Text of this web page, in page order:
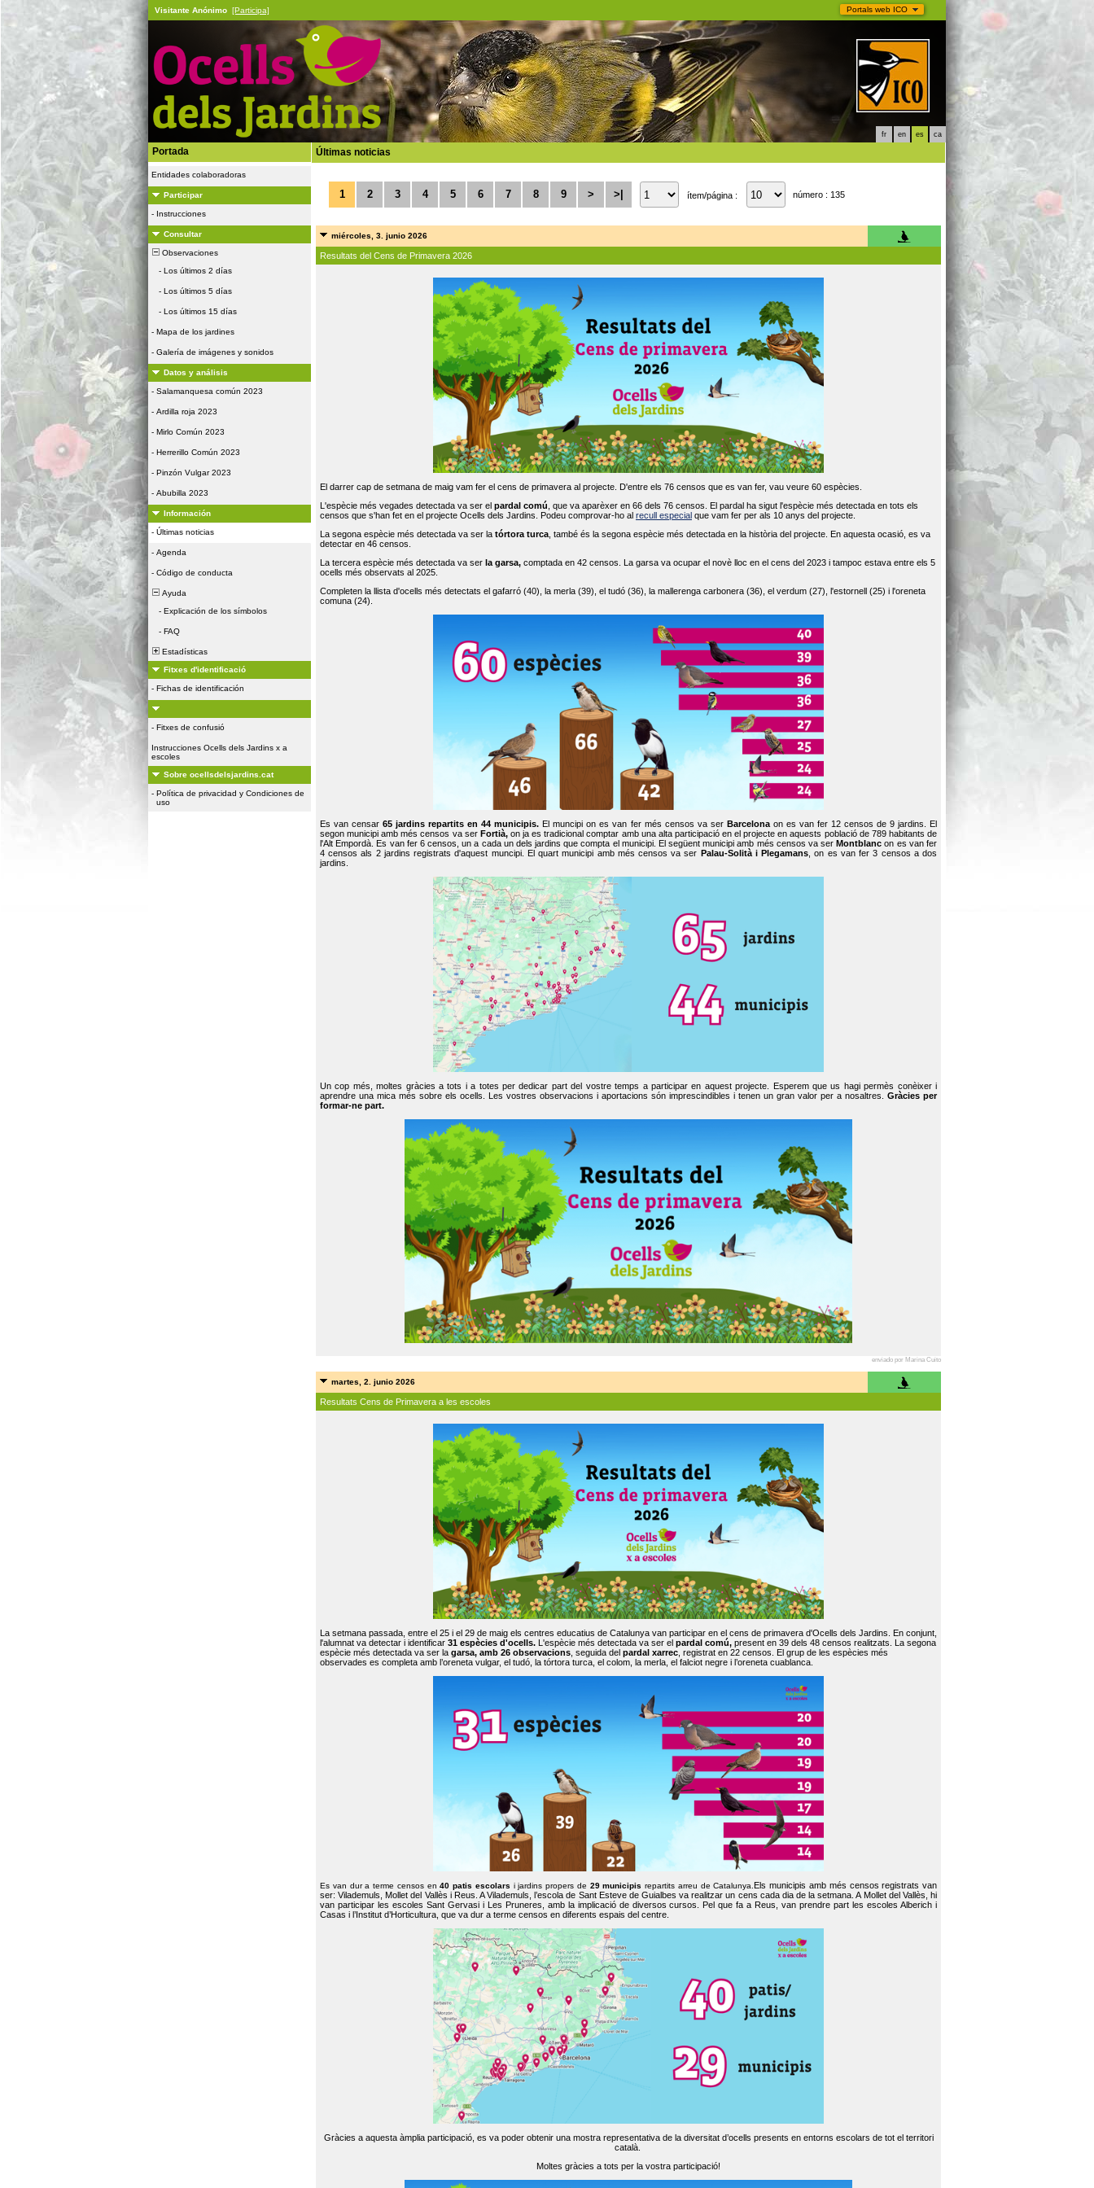
Portals web ICO
Visitante Anónimo [Participa]
fr en es ca
Portada
Entidades colaboradoras
Participar
- Instrucciones
Consultar
Observaciones
- Los últimos 2 días
- Los últimos 5 días
- Los últimos 15 días
- Mapa de los jardines
- Galería de imágenes y sonidos
Datos y análisis
- Salamanquesa común 2023
- Ardilla roja 2023
- Mirlo Común 2023
- Herrerillo Común 2023
- Pinzón Vulgar 2023
- Abubilla 2023
Información
- Últimas noticias
- Agenda
- Código de conducta
Ayuda
- Explicación de los símbolos
- FAQ
Estadísticas
Fitxes d'identificació
- Fichas de identificación
- Fitxes de confusió
Instrucciones Ocells dels Jardins x a
escoles
Sobre ocellsdelsjardins.cat
- Política de privacidad y Condiciones de
uso
Últimas noticias
1 2 3 4 5 6 7 8 9 > >| ítem/página : número : 135
miércoles, 3. junio 2026
Resultats del Cens de Primavera 2026
El darrer cap de setmana de maig vam fer el cens de primavera al projecte. D'entre els 76 censos que es van fer, vau veure 60 espècies.
L'espècie més vegades detectada va ser el pardal comú , que va aparèxer en 66 dels 76 censos. El pardal ha sigut l'espècie més detectada en tots els
censos que s'han fet en el projecte Ocells dels Jardins. Podeu comprovar-ho al recull especial que vam fer per als 10 anys del projecte.
La segona espècie més detectada va ser la tórtora turca , també és la segona espècie més detectada en la història del projecte. En aquesta ocasió, es va
detectar en 46 censos.
La tercera espècie més detectada va ser la garsa, comptada en 42 censos. La garsa va ocupar el novè lloc en el cens del 2023 i tampoc estava entre els 5
ocells més observats al 2025.
Completen la llista d'ocells més detectats el gafarró (40), la merla (39), el tudó (36), la mallerenga carbonera (36), el verdum (27), l'estornell (25) i l'oreneta
comuna (24).
Es van censar65 jardins repartits en 44 municipis. El muncipi on es van fer més censos va ser Barcelonaon es van fer 12 censos de 9 jardins. El
segon municipi amb més censos va ser Fortià, on ja es tradicional comptar amb una alta participació en el projecte en aquests població de 789 habitants de
l'Alt Empordà. Es van fer 6 censos, un a cada un dels jardins que compta el municipi. El següent municipi amb més censos va serMontblanc on es van fer
4 censos als 2 jardins registrats d'aquest muncipi. El quart municipi amb més censos va ser Palau-Solità i Plegamans , on es van fer 3 censos a dos
jardins.
Un cop més, moltes gràcies a tots i a totes per dedicar part del vostre temps a participar en aquest projecte. Esperem que us hagi permès conèixer i
aprendre una mica més sobre els ocells. Les vostres observacions i aportacions són imprescindibles i tenen un gran valor per a nosaltres. Gràcies per
formar-ne part.
enviado por Marina Cuito
martes, 2. junio 2026
Resultats Cens de Primavera a les escoles
La setmana passada, entre el 25 i el 29 de maig els centres educatius de Catalunya van participar en el cens de primavera d'Ocells dels Jardins. En conjunt,
l'alumnat va detectar i identificar 31 espècies d'ocells. L'espècie més detectada va ser el pardal comú, present en 39 dels 48 censos realitzats. La segona
espècie més detectada va ser la garsa, amb 26 observacions , seguida del pardal xarrec , registrat en 22 censos. El grup de les espècies més
observades es completa amb l’oreneta vulgar, el tudó, la tórtora turca, el colom, la merla, el falciot negre i l’oreneta cuablanca.
Es van dur a terme censos en40 patis escolars i jardins propers de 29 municipis repartits arreu de Catalunya. Els municipis amb més censos registrats van
ser: Vilademuls, Mollet del Vallès i Reus. A Vilademuls, l’escola de Sant Esteve de Guialbes va realitzar un cens cada dia de la setmana. A Mollet del Vallès, hi
van participar les escoles Sant Gervasi i Les Pruneres, amb la implicació de diversos cursos. Pel que fa a Reus, van prendre part les escoles Alberich i
Casas i l’Institut d’Horticultura, que va dur a terme censos en diferents espais del centre.
Gràcies a aquesta àmplia participació, es va poder obtenir una mostra representativa de la diversitat d’ocells presents en entorns escolars de tot el territori
català.
Moltes gràcies a tots per la vostra participació!